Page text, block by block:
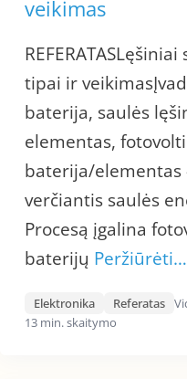
veikimas
tipai ir
baterija, saulės
elementas,
baterija/elementas
verčiantis saulės
Procesą įgalina
baterijų Peržiūrėti…
Elektronika Referatas
13 min. skaitymo